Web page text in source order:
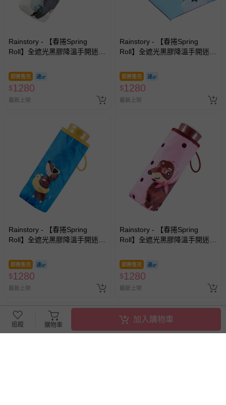
Rainstory - 【春捲Spring
Roll】全遮光黑膠降溫手開迷你
即將售完
$1280
最新上架
Rainstory - 【春捲Spring
Roll】全遮光黑膠降溫手開迷你
即將售完
$1280
最新上架
Rainstory - 【春捲Spring
Roll】全遮光黑膠降溫手開迷你
即將售完
$1280
最新上架
Rainstory - 【春捲Spring
Roll】全遮光黑膠降溫手開迷你
即將售完
$1280
最新上架
追蹤 購物車
加入購物車